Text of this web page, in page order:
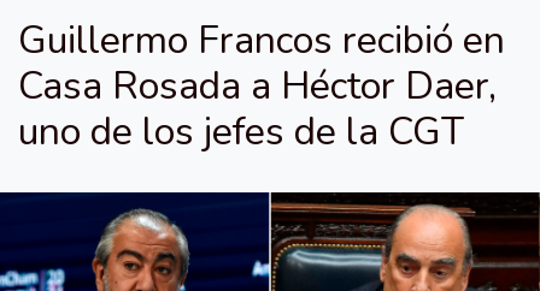
Guillermo Francos recibió en
Casa Rosada a Héctor Daer,
uno de los jefes de la CGT